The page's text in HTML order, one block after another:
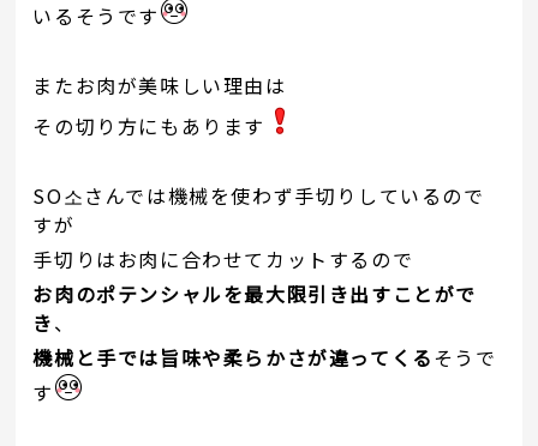
いるそうです
またお肉が美味しい理由は
その切り方にもあります
SO소さんでは機械を使わず手切りしているので
すが
手切りはお肉に合わせてカットするので
お肉のポテンシャルを最大限引き出すことがで
き、
機械と手では旨味や柔らかさが違ってくるそうで
す